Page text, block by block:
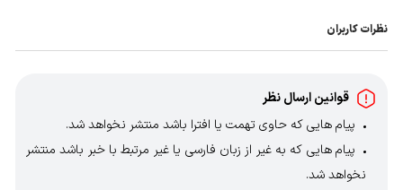
نظرات کاربران
قوانین ارسال نظر
پیام هایی که حاوی تهمت یا افترا باشد منتشر نخواهد شد.
پیام هایی که به غیر از زبان فارسی یا غیر مرتبط با خبر باشد منتشر
نخواهد شد.